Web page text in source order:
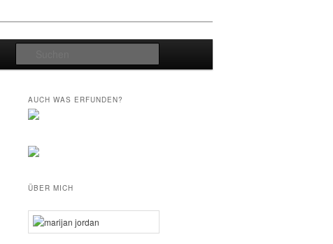
AUCH WAS ERFUNDEN?
ÜBER MICH